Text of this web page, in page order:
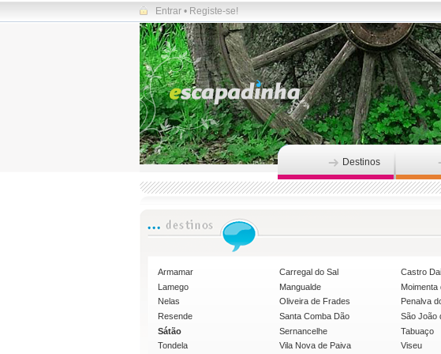
Entrar • Registe-se!
Destinos
Armamar Carregal do Sal Castro
Lamego
Mangualde Moimenta
Nelas
Oliveira de Frades Penalva
Resende
Santa Comba Dão São João
Sátão
Sernancelhe Tabuaço
Tondela
Vila Nova de Paiva Viseu